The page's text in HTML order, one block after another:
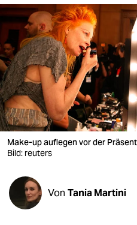
sport
berlin
nord
wahrheit
verlag
verlag
veranstaltungen
shop
Make-up auflegen vor der
Bild: reuters
Von Tania Martini